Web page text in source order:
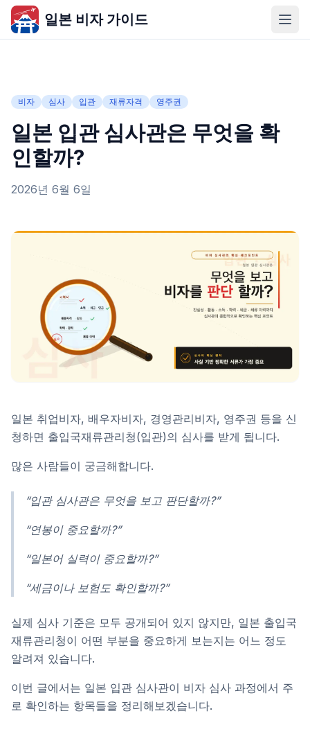
일본 비자 가이드
비자 심사 입관 재류자격 영주권
일본 입관 심사관은 무엇을 확
인할까?
2026년 6월 6일
일본 취업비자, 배우자비자, 경영관리비자, 영주권 등을 신
청하면 출입국재류관리청(입관)의 심사를 받게 됩니다.
많은 사람들이 궁금해합니다.
“입관 심사관은 무엇을 보고 판단할까?”
“연봉이 중요할까?”
“일본어 실력이 중요할까?”
“세금이나 보험도 확인할까?”
실제 심사 기준은 모두 공개되어 있지 않지만, 일본 출입국
재류관리청이 어떤 부분을 중요하게 보는지는 어느 정도
알려져 있습니다.
이번 글에서는 일본 입관 심사관이 비자 심사 과정에서 주
로 확인하는 항목들을 정리해보겠습니다.